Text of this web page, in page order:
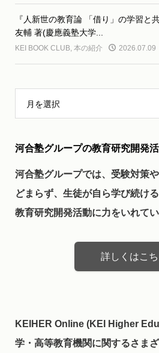
『人新世の教育論 「借り」の学習と
友輔 著(慶應義塾大学...
KEI BOOK CLUB, 本の紹介 2026.07.09
月を選択
河合塾グループの教育研究開発
河合塾グループでは、受験対策
どまらず、生徒が自ら学び続け
教育研究開発活動に力をいれてい
詳しくはこ
KEIHER Online (KEI Higher
学・高等教育機関に関するさま